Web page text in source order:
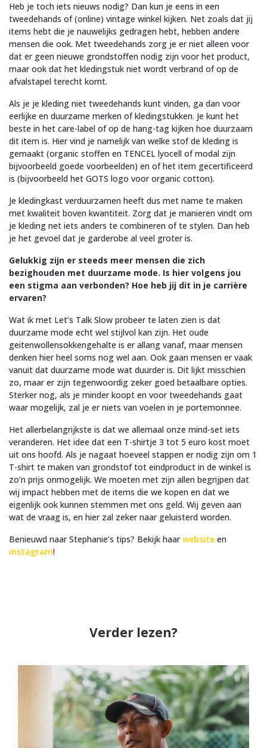
Heb je toch iets nieuws nodig? Dan kun je eens in een
tweedehands of (online) vintage winkel kijken. Net zoals dat jij
items hebt die je nauwelijks gedragen hebt, hebben andere
mensen die ook. Met tweedehands zorg je er niet alleen voor
dat er geen nieuwe grondstoffen nodig zijn voor het product,
maar ook dat het kledingstuk niet wordt verbrand of op de
afvalstapel terecht komt.
Als je je kleding niet tweedehands kunt vinden, ga dan voor
eerlijke en duurzame merken of kledingstukken. Je kunt het
beste in het care-label of op de hang-tag kijken hoe duurzaam
dit item is. Hier vind je namelijk van welke stof de kleding is
gemaakt (organic stoffen en TENCEL lyocell of modal zijn
bijvoorbeeld goede voorbeelden) en of het item gecertificeerd
is (bijvoorbeeld het GOTS logo voor organic cotton).
Je kledingkast verduurzamen heeft dus met name te maken
met kwaliteit boven kwantiteit. Zorg dat je manieren vindt om
je kleding net iets anders te combineren of te stylen. Dan heb
je het gevoel dat je garderobe al veel groter is.
Gelukkig zijn er steeds meer mensen die zich
bezighouden met duurzame mode. Is hier volgens jou
een stigma aan verbonden? Hoe heb jij dit in je carrière
ervaren?
Wat ik met Let’s Talk Slow probeer te laten zien is dat
duurzame mode echt wel stijlvol kan zijn. Het oude
geitenwollensokkengehalte is er allang vanaf, maar mensen
denken hier heel soms nog wel aan. Ook gaan mensen er vaak
vanuit dat duurzame mode wat duurder is. Dit lijkt misschien
zo, maar er zijn tegenwoordig zeker goed betaalbare opties.
Sterker nog, als je minder koopt en voor tweedehands gaat
waar mogelijk, zal je er niets van voelen in je portemonnee.
Het allerbelangrijkste is dat we allemaal onze mind-set iets
veranderen. Het idee dat een T-shirtje 3 tot 5 euro kost moet
uit ons hoofd. Als je nagaat hoeveel stappen er nodig zijn om 1
T-shirt te maken van grondstof tot eindproduct in de winkel is
zo’n prijs onmogelijk. We moeten met zijn allen begrijpen dat
wij impact hebben met de items die we kopen en dat we
eigenlijk ook kunnen stemmen met ons geld. Wij geven aan
wat de vraag is, en hier zal zeker naar geluisterd worden.
Benieuwd naar Stephanie’s tips? Bekijk haarwebsite en
instagram!
Verder lezen?